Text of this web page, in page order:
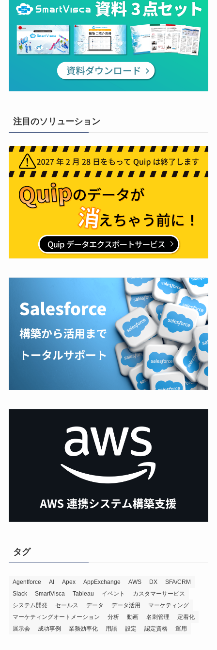
注目のソリューション
タグ
Agentforce AI Apex AppExchange AWS DX
SFA/CRM
Slack
SmartVisca Tableau イベント
カスタマーサービス
システム開発
セールス データ データ活用
マーケティング
マーケティングオートメーション
分析 動画 名刺管理
定着化
展示会
成功事例 業務効率化 用語 設定 認定資格 運用